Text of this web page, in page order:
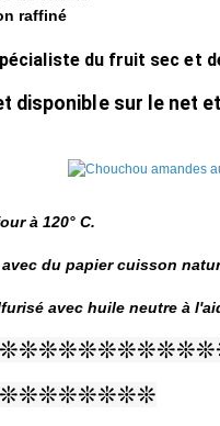
raffiné
du fruit sec et
disponible sur le net
à 120° C.
du papier cuisson
avec huile neutre à